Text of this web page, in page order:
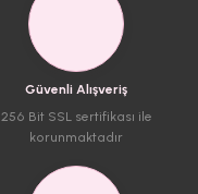
Güvenli Alışveriş
256 Bit SSL sertifikası ile
korunmaktadır